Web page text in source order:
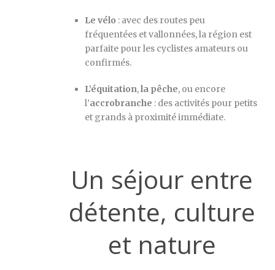
Le vélo : avec des routes peu
fréquentées et vallonnées, la région est
parfaite pour les cyclistes amateurs ou
confirmés.
L’équitation,la pêche, ou encore
l’accrobranche : des activités pour petits
et grands à proximité immédiate.
Un séjour entre
détente, culture
et nature